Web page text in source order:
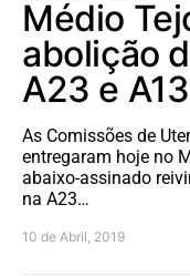
Médio
abolição
A23 e A13
As Comissões de
entregaram hoje no
abaixo-assinado
na A23…
10 de Abril, 2019